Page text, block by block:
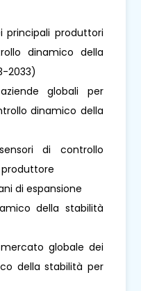
principali produttori
dinamico della
2033)
globali per
dinamico della
di controllo
di espansione
della stabilità
globale dei
della stabilità per